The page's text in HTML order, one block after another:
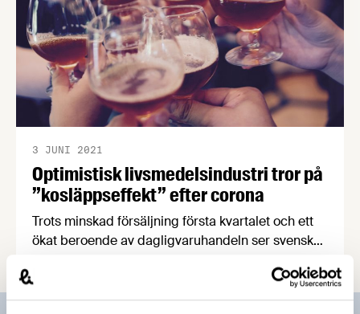
Optimistisk livsmedelsindustri tror på
”kosläppseffekt” efter corona
3 JUNI 2021
Trots minskad försäljning första kvartalet och ett
ökat beroende av dagligvaruhandeln ser svenska
och tredje kvartal när corona släpper greppet.
Exportmässigt var 2020 ett svagt år, men 6 av 10